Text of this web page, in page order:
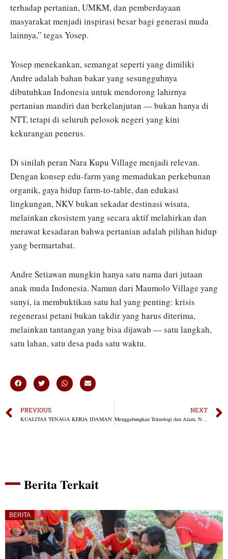
terhadap pertanian, UMKM, dan pemberdayaan
masyarakat menjadi inspirasi besar bagi generasi muda
lainnya,” tegas Yosep.
Yosep menekankan, semangat seperti yang dimiliki
Andre adalah bahan bakar yang sesungguhnya
dibutuhkan Indonesia untuk mendorong lahirnya
pertanian mandiri dan berkelanjutan — bukan hanya di
NTT, tetapi di seluruh pelosok negeri yang kini
kekurangan penerus.
Di sinilah peran Nara Kupu Village menjadi relevan.
Dengan konsep edu-farm yang memadukan perkebunan
organik, gaya hidup farm-to-table, dan edukasi
lingkungan, NKV bukan sekadar destinasi wisata,
melainkan ekosistem yang secara aktif melahirkan dan
merawat kesadaran bahwa pertanian adalah pilihan hidup
yang bermartabat.
Andre Setiawan mungkin hanya satu nama dari jutaan
anak muda Indonesia. Namun dari Maumolo Village yang
sunyi, ia membuktikan satu hal yang penting: krisis
regenerasi petani bukan takdir yang harus diterima,
melainkan tantangan yang bisa dijawab — satu langkah,
satu lahan, satu desa pada satu waktu.
PREVIOUS
KUALITAS TENAGA KERJA IDAMAN
NEXT
Menggabungkan Teknologi dan Alam, NKV Dorong Pertanian Berkelanjutan
Berita Terkait
BERITA